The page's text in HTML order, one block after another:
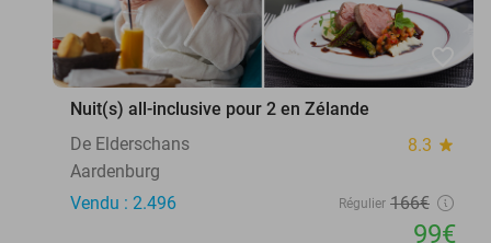
favorite_border
Nuit(s) all-inclusive pour 2 en Zélande
De Elderschans
8.3 star
Aardenburg
Vendu : 2.496
Régulier 166€
99€